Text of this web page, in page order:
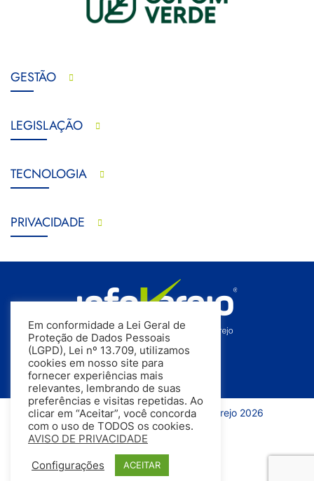
GESTÃO
LEGISLAÇÃO
TECNOLOGIA
PRIVACIDADE
Todos os direitos reservados | InfoVarejo 2026
Em conformidade a Lei Geral de
Proteção de Dados Pessoais
(LGPD), Lei nº 13.709, utilizamos
cookies em nosso site para
fornecer experiências mais
relevantes, lembrando de suas
preferências e visitas repetidas. Ao
clicar em “Aceitar”, você concorda
com o uso de TODOS os cookies.
AVISO DE PRIVACIDADE
Configurações ACEITAR